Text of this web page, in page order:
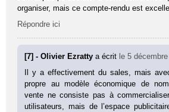
organiser, mais ce compte-rendu est
Répondre ici
[7] - Olivier Ezrattya écrit le 5
Il y a effectivement du sales, mais
propre au modèle économique de
vente ne consiste pas à
utilisateurs, mais de l’espace